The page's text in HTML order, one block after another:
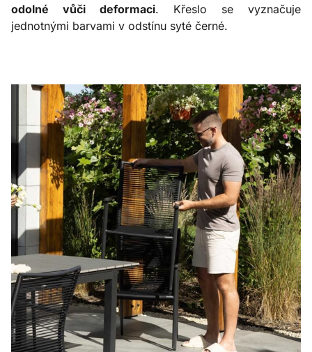
odolné vůči deformaci. Křeslo se vyznačuje
jednotnými barvami v odstínu syté černé.